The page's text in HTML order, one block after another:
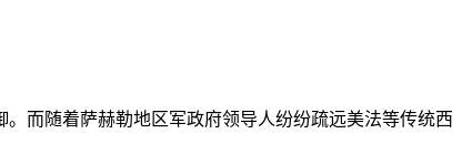
而随着萨赫勒地区军政府领导人纷纷疏远美法等传统西